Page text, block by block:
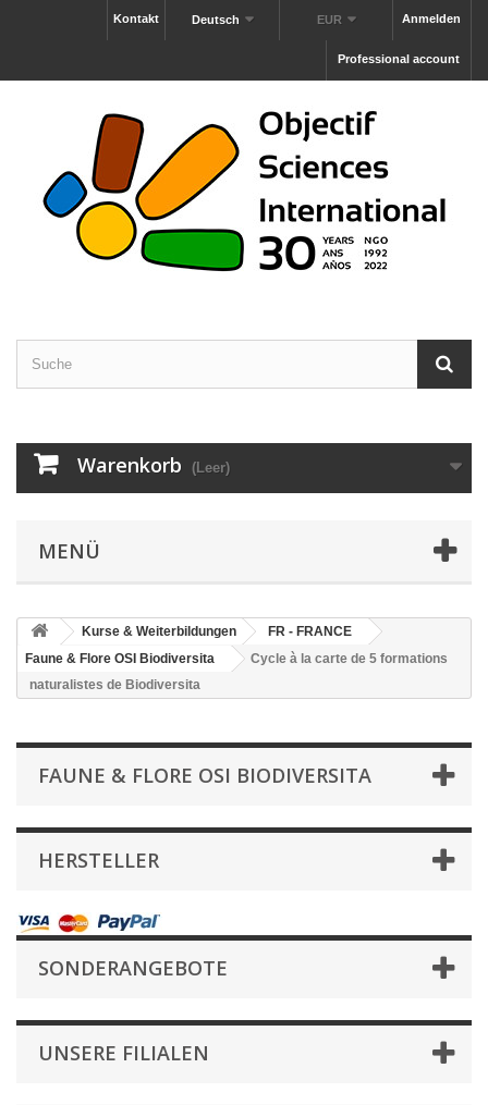
Anmelden
EUR
Deutsch
Kontakt
Professional account
Warenkorb (Leer)
MENÜ
Kurse & Weiterbildungen
FR - FRANCE
Faune & Flore OSI Biodiversita
Cycle à la carte de 5 formations
naturalistes de Biodiversita
FAUNE & FLORE OSI BIODIVERSITA
HERSTELLER
SONDERANGEBOTE
UNSERE FILIALEN